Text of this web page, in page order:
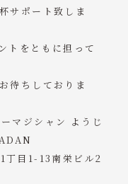
サポート致しま
トをともに担って
待ちしておりま
マジシャン ようじ
目1-13南栄ビル2